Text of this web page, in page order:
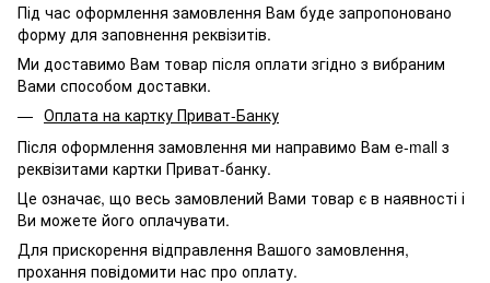
Під час оформлення замовлення Вам буде запропоновано
форму для заповнення реквізитів.
Ми доставимо Вам товар після оплати згідно з вибраним
Вами способом доставки.
Оплата на картку Приват-Банку
Після оформлення замовлення ми направимо Вам e-mall з
реквізитами картки Приват-банку.
Це означає, що весь замовлений Вами товар є в наявності і
Ви можете його оплачувати.
Для прискорення відправлення Вашого замовлення,
прохання повідомити нас про оплату.